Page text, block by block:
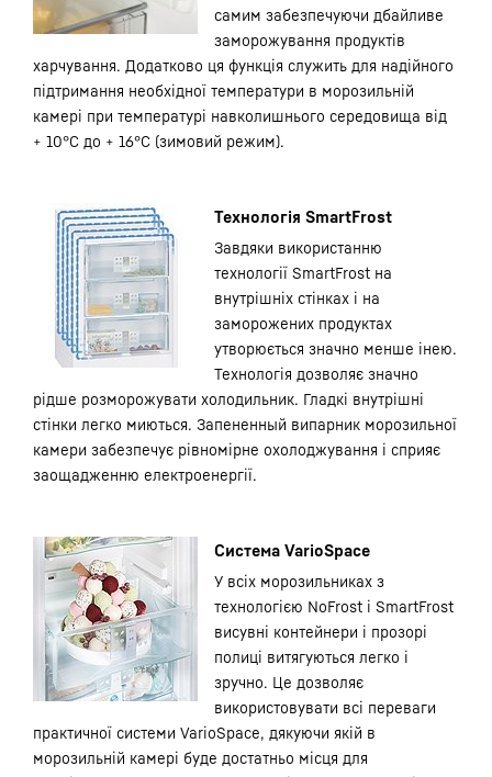
самим забезпечуючи дбайливе
заморожування продуктів
харчування. Додатково ця функція служить для надійного
підтримання необхідної температури в морозильній
камері при температурі навколишнього середовища від
+ 10°C до + 16°C (зимовий режим).
Технологія SmartFrost
Завдяки використанню
технології SmartFrost на
внутрішніх стінках і на
заморожених продуктах
утворюється значно менше інею.
Технологія дозволяє значно
рідше розморожувати холодильник. Гладкі внутрішні
стінки легко миються. Запененный випарник морозильної
камери забезпечує рівномірне охолоджування і сприяє
заощадженню електроенергії.
Система VarioSpace
У всіх морозильниках з
технологією NoFrost і SmartFrost
висувні контейнери і прозорі
полиці витягуються легко і
зручно. Це дозволяє
використовувати всі переваги
практичної системи VarioSpace, дякуючи якій в
морозильній камері буде достатньо місця для